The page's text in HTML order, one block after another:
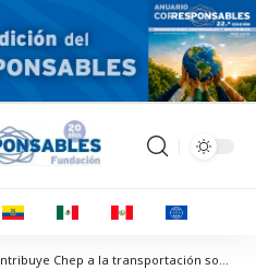
Corresponsables > Destacado > Contribuye Chep a la transportación sostenible en Latam